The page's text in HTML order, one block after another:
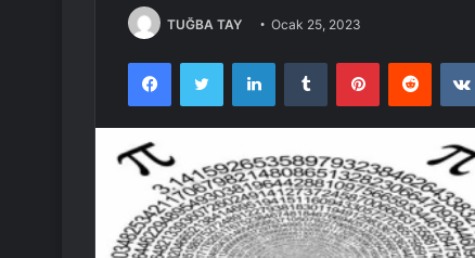
TUĞBA TAY Ocak 25, 2023
FacebookTwitter LinkedInTumblr PinterestReddit